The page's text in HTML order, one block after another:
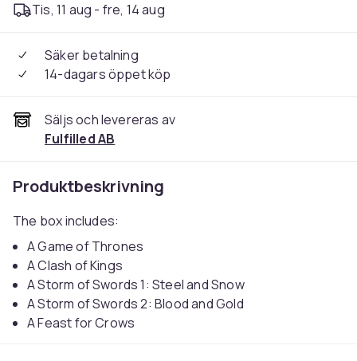
Tis, 11 aug - fre, 14 aug
Säker betalning
14-dagars öppet köp
Säljs och levereras av
Fulfilled AB
Produktbeskrivning
The box includes:
A Game of Thrones
A Clash of Kings
A Storm of Swords 1: Steel and Snow
A Storm of Swords 2: Blood and Gold
A Feast for Crows